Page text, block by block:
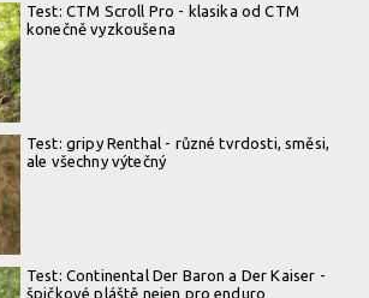
Test: CTM Scroll Pro - klasika od CTM
konečně vyzkoušena
Test: gripy Renthal - různé tvrdosti, směsi,
ale všechny výtečný
Test: Continental Der Baron a Der Kaiser -
špičkové pláště nejen pro enduro